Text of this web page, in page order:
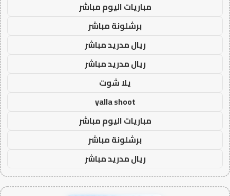
مباريات اليوم مباشر
برشلونة مباشر
ريال مدريد مباشر
ريال مدريد مباشر
يلا شوت
yalla shoot
مباريات اليوم مباشر
برشلونة مباشر
ريال مدريد مباشر